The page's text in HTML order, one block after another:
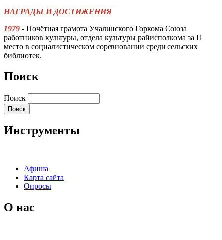
НАГРАДЫ И ДОСТИЖЕНИЯ
1979 - Почётная грамота Учалинского Горкома Союза
работников культуры, отдела культуры райисполкома за II
место в социалистическом соревновании среди сельских
библиотек.
Поиск
Поиск
Инструменты
Афиша
Карта сайта
Опросы
О нас